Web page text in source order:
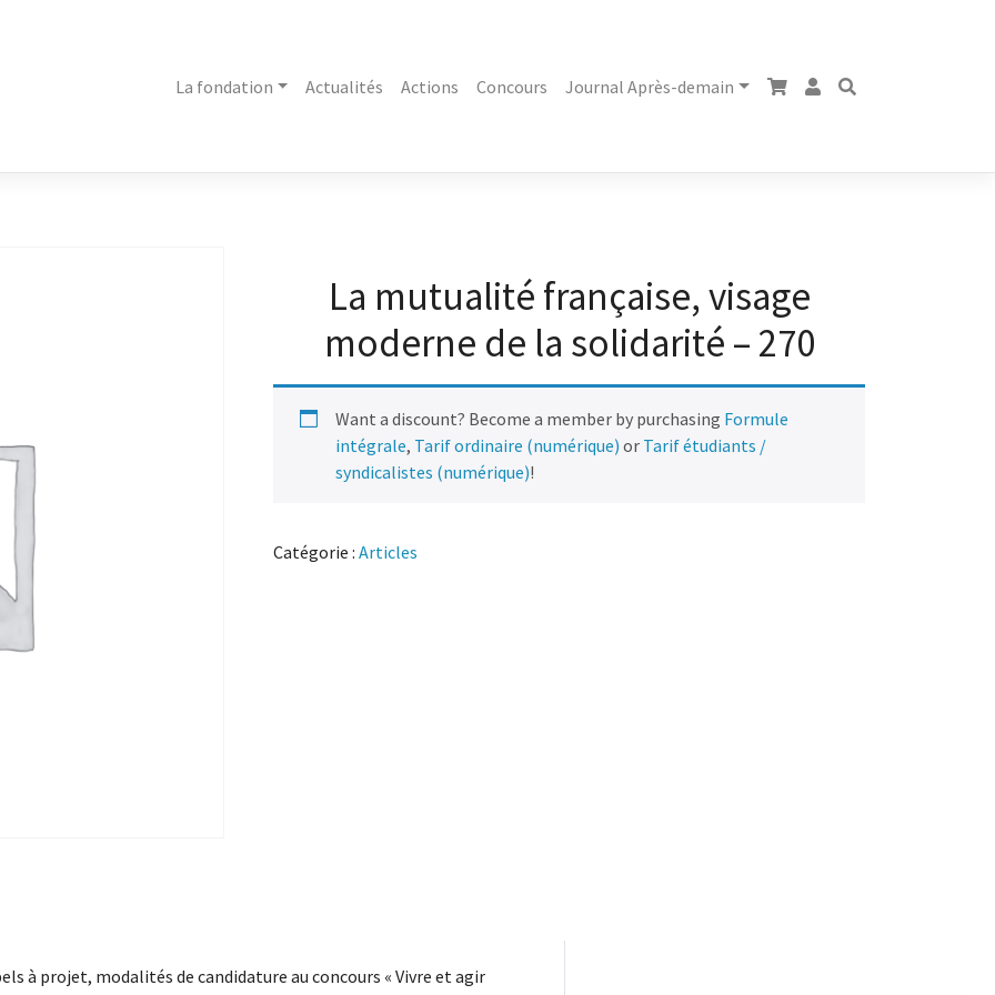
La fondation Actualités Actions Concours Journal Après-demain
La mutualité française, visage
moderne de la solidarité – 270
Want a discount? Become a member by purchasing Formule
intégrale, Tarif ordinaire (numérique) or Tarif étudiants /
syndicalistes (numérique)!
Catégorie :Articles
à projet, modalités de candidature au concours « Vivre et agir